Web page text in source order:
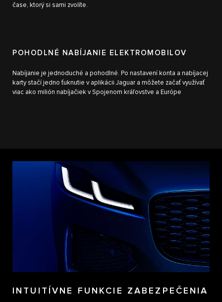
čase, ktorý si sami zvolíte.
POHODLNÉ NABÍJANIE ELEKTROMOBILOV
Nabíjanie je jednoduché a pohodlné. Po nastavení konta a nabíjacej
karty stačí jedno ťuknutie v aplikácii Jaguar a môžete začať využívať
viac ako milión nabíjačiek v Spojenom kráľovstve a Európe
INTUITÍVNE FUNKCIE ZABEZPEČENIA